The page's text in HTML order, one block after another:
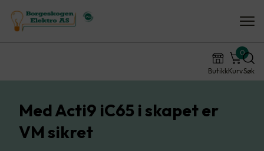
ButikkKurv
0
Søk
Med Acti9 iC65 i skapet er
VM sikret